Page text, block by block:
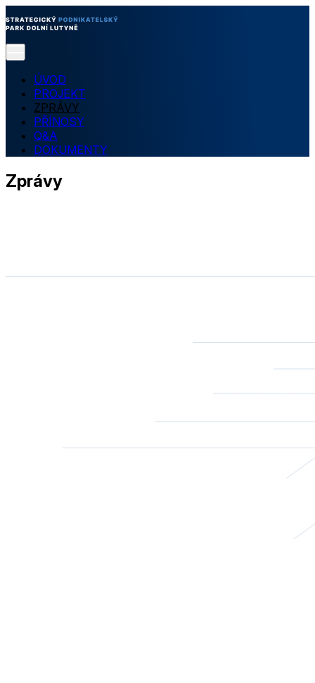
ÚVOD
PROJEKT
ZPRÁVY
PŘÍNOSY
Q&A
DOKUMENTY
Zprávy